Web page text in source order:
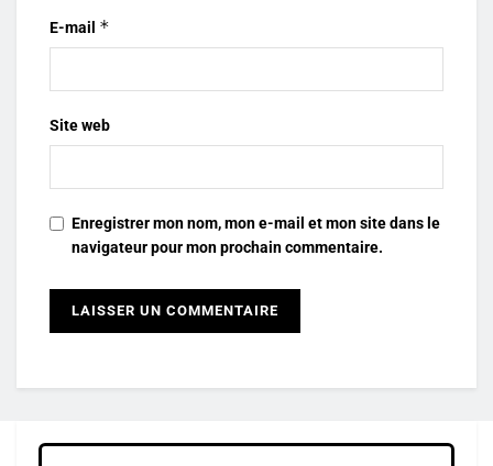
E-mail *
Site web
Enregistrer mon nom, mon e-mail et mon site dans le
navigateur pour mon prochain commentaire.